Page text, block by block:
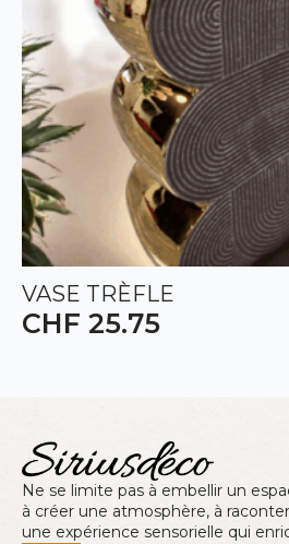
VASE TRÈFLE
CHF 25.75
Ne se limite pas à embellir un
à créer une atmosphère, à
une expérience sensorielle qui